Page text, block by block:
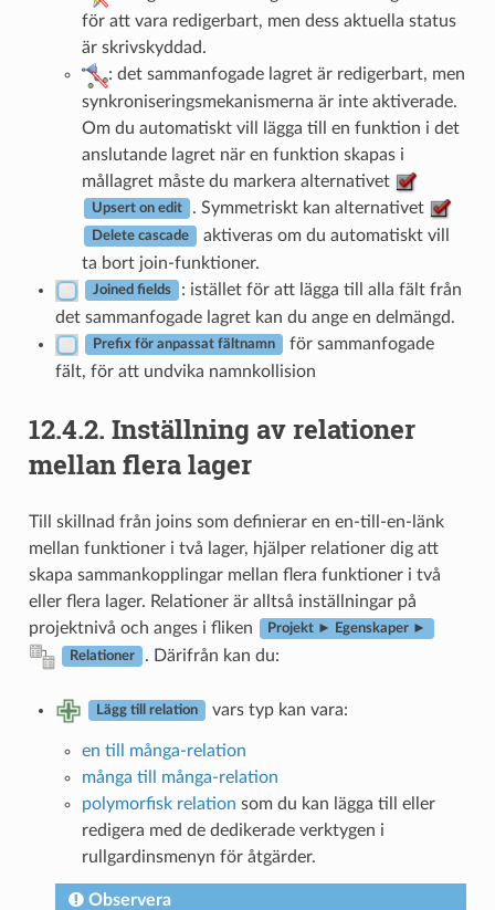
för att vara redigerbart, men dess aktuella status
är skrivskyddad.
: det sammanfogade lagret är redigerbart, men
synkroniseringsmekanismerna är inte aktiverade.
Om du automatiskt vill lägga till en funktion i det
anslutande lagret när en funktion skapas i
mållagret måste du markera alternativet
Upsert on edit . Symmetriskt kan alternativet
Delete cascade
aktiveras om du automatiskt vill
ta bort join-funktioner.
Joined fields
: istället för att lägga till alla fält från
det sammanfogade lagret kan du ange en delmängd.
Prefix för anpassat fältnamn
för sammanfogade
fält, för att undvika namnkollision
12.4.2. Inställning av relationer
mellan flera lager
Till skillnad från joins som definierar en en-till-en-länk
mellan funktioner i två lager, hjälper relationer dig att
skapa sammankopplingar mellan flera funktioner i två
eller flera lager. Relationer är alltså inställningar på
projektnivå och anges i fliken
Projekt ► Egenskaper ►
Relationer . Därifrån kan du:
Lägg till relation vars typ kan vara:
en till många-relation
många till många-relation
polymorfisk relation som du kan lägga till eller
redigera med de dedikerade verktygen i
rullgardinsmenyn för åtgärder.
Observera